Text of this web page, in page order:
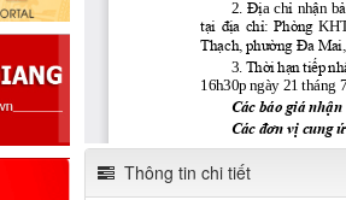
Thông tin chi tiết